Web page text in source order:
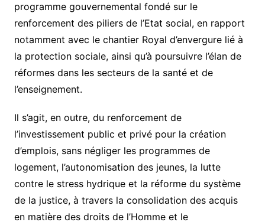
programme gouvernemental fondé sur le
renforcement des piliers de l’Etat social, en rapport
notamment avec le chantier Royal d’envergure lié à
la protection sociale, ainsi qu’à poursuivre l’élan de
réformes dans les secteurs de la santé et de
l’enseignement.
Il s’agit, en outre, du renforcement de
l’investissement public et privé pour la création
d’emplois, sans négliger les programmes de
logement, l’autonomisation des jeunes, la lutte
contre le stress hydrique et la réforme du système
de la justice, à travers la consolidation des acquis
en matière des droits de l’Homme et le